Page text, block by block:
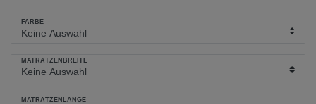
FARBE
MATRATZENBREITE
MATRATZENLÄNGE